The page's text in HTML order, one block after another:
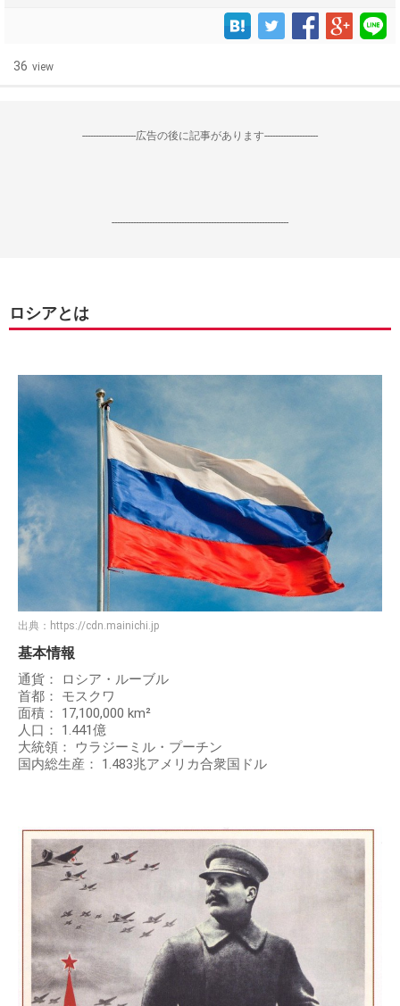
36 view
--------------------広告の後に記事があります--------------------
------------------------------------------------------------------
ロシアとは
出典： https://cdn.mainichi.jp
基本情報
通貨： ロシア・ルーブル
首都： モスクワ
面積： 17,100,000 km²
人口： 1.441億
大統領： ウラジーミル・プーチン
国内総生産： 1.483兆アメリカ合衆国ドル